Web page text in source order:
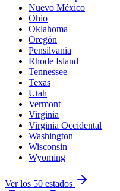
Nuevo México
Ohio
Oklahoma
Oregón
Pensilvania
Rhode Island
Tennessee
Texas
Utah
Vermont
Virginia
Virginia Occidental
Washington
Wisconsin
Wyoming
Ver los 50 estados